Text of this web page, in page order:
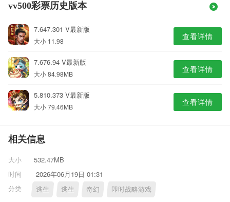
vv500彩票历史版本
7.647.301 V最新版
大小 11.98 查看详情
7.676.94 V最新版
大小 84.98MB 查看详情
5.810.373 V最新版
大小 79.46MB 查看详情
相关信息
大小
532.47MB
时间
2026年06月19日 01:31
分类
逃生 逃生 奇幻 即时战略游戏